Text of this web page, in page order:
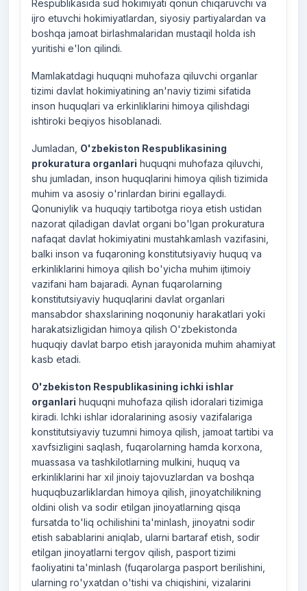
Respublikasida sud hokimiyati qonun chiqaruvchi va
ijro etuvchi hokimiyatlardan, siyosiy partiyalardan va
boshqa jamoat birlashmalaridan mustaqil holda ish
yuritishi e'lon qilindi.
Mamlakatdagi huquqni muhofaza qiluvchi organlar
tizimi davlat hokimiyatining an'naviy tizimi sifatida
inson huquqlari va erkinliklarini himoya qilishdagi
ishtiroki beqiyos hisoblanadi.
Jumladan, O'zbekiston Respublikasining
prokuratura organlari huquqni muhofaza qiluvchi,
shu jumladan, inson huquqlarini himoya qilish tizimida
muhim va asosiy o'rinlardan birini egallaydi.
Qonuniylik va huquqiy tartibotga rioya etish ustidan
nazorat qiladigan davlat organi bo'lgan prokuratura
nafaqat davlat hokimiyatini mustahkamlash vazifasini,
balki inson va fuqaroning konstitutsiyaviy huquq va
erkinliklarini himoya qilish bo'yicha muhim ijtimoiy
vazifani ham bajaradi. Aynan fuqarolarning
konstitutsiyaviy huquqlarini davlat organlari
mansabdor shaxslarining noqonuniy harakatlari yoki
harakatsizligidan himoya qilish O'zbekistonda
huquqiy davlat barpo etish jarayonida muhim ahamiyat
kasb etadi.
O'zbekiston Respublikasining ichki ishlar
organlari huquqni muhofaza qilish idoralari tizimiga
kiradi. Ichki ishlar idoralarining asosiy vazifalariga
konstitutsiyaviy tuzumni himoya qilish, jamoat tartibi va
xavfsizligini saqlash, fuqarolarning hamda korxona,
muassasa va tashkilotlarning mulkini, huquq va
erkinliklarini har xil jinoiy tajovuzlardan va boshqa
huquqbuzarliklardan himoya qilish, jinoyatchilikning
oldini olish va sodir etilgan jinoyatlarning qisqa
fursatda to'liq ochilishini ta'minlash, jinoyatni sodir
etish sabablarini aniqlab, ularni bartaraf etish, sodir
etilgan jinoyatlarni tergov qilish, pasport tizimi
faoliyatini ta'minlash (fuqarolarga pasport berilishini,
ularning ro'yxatdan o'tishi va chiqishini, vizalarini